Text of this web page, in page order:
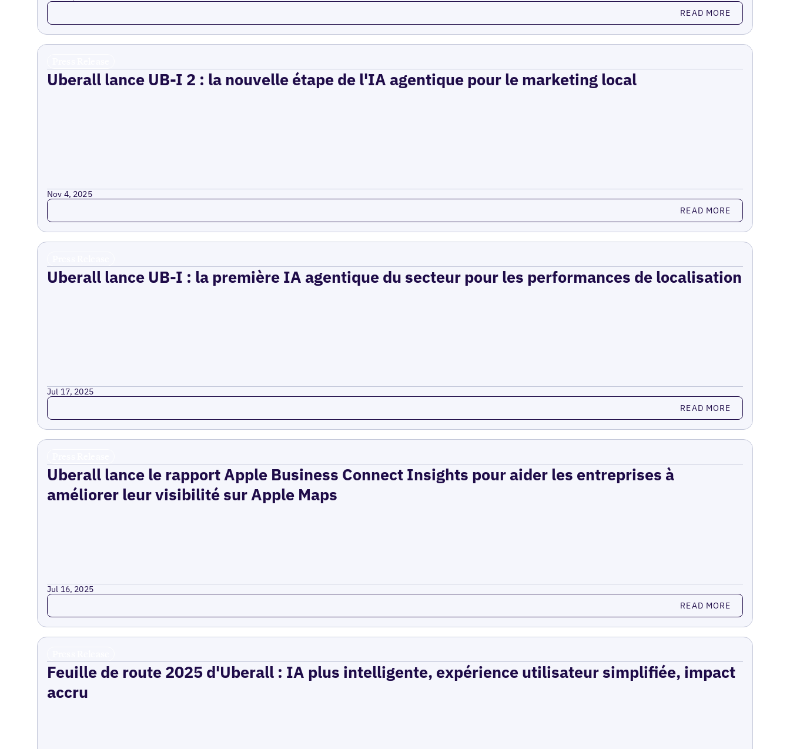
Read more READ MORE
Uberall lance UB-I 2 : la nouvelle étape de l'IA agentique pour le marketing local
Nov 4, 2025
Read more READ MORE
Uberall lance UB-I : la première IA agentique du secteur pour les performances de localisation
Jul 17, 2025
Read more READ MORE
Uberall lance le rapport Apple Business Connect Insights pour aider les entreprises à
améliorer leur visibilité sur Apple Maps
Jul 16, 2025
Read more READ MORE
Feuille de route 2025 d'Uberall : IA plus intelligente, expérience utilisateur simplifiée, impact
accru